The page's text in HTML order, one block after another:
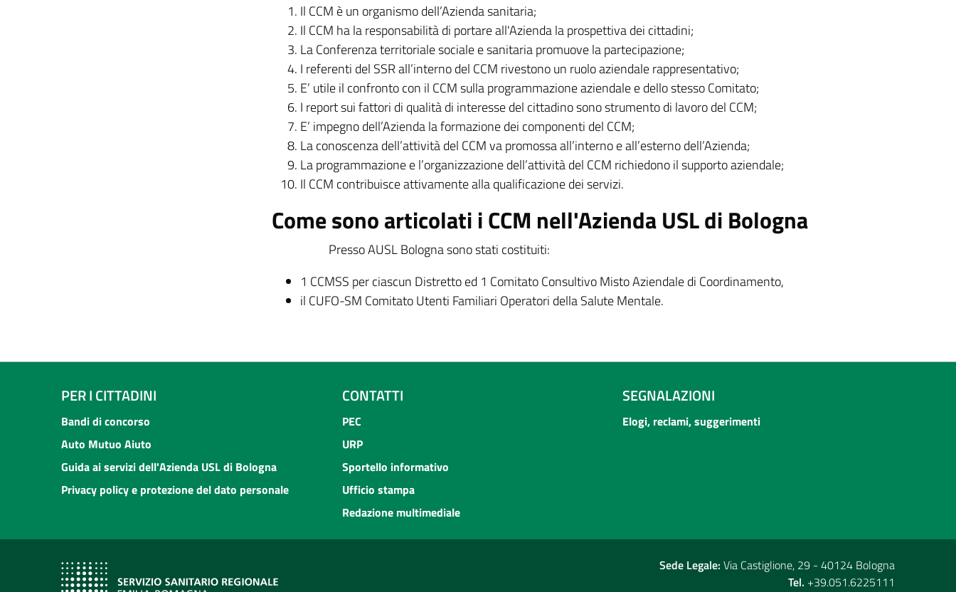
Il CCM è un organismo dell’Azienda sanitaria;
Il CCM ha la responsabilità di portare all'Azienda la prospettiva dei cittadini;
La Conferenza territoriale sociale e sanitaria promuove la partecipazione;
I referenti del SSR all’interno del CCM rivestono un ruolo aziendale rappresentativo;
E’ utile il confronto con il CCM sulla programmazione aziendale e dello stesso Comitato;
I report sui fattori di qualità di interesse del cittadino sono strumento di lavoro del CCM;
E’ impegno dell’Azienda la formazione dei componenti del CCM;
La conoscenza dell’attività del CCM va promossa all’interno e all’esterno dell’Azienda;
La programmazione e l’organizzazione dell’attività del CCM richiedono il supporto aziendale;
Il CCM contribuisce attivamente alla qualificazione dei servizi.
Come sono articolati i CCM nell'Azienda USL di Bologna
Presso AUSL Bologna sono stati costituiti:
1 CCMSS per ciascun Distretto ed 1 Comitato Consultivo Misto Aziendale di Coordinamento,
il CUFO-SM Comitato Utenti Familiari Operatori della Salute Mentale.
PER I CITTADINI
Bandi di concorso
Auto Mutuo Aiuto
Guida ai servizi dell'Azienda USL di Bologna
Privacy policy e protezione del dato personale
CONTATTI
PEC
URP
Sportello informativo
Ufficio stampa
Redazione multimediale
SEGNALAZIONI
Elogi, reclami, suggerimenti
Sede Legale: Via Castiglione, 29 - 40124 Bologna
Tel. +39.051.6225111